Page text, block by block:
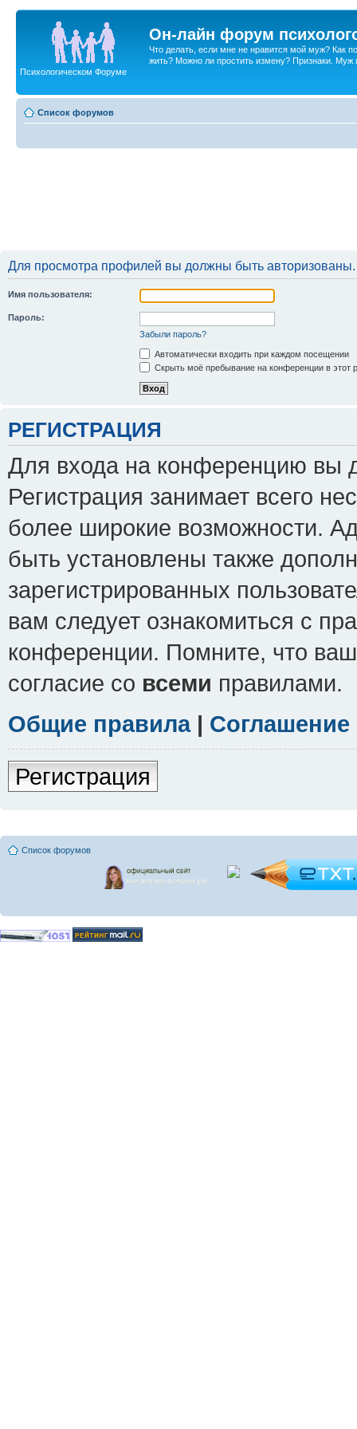
Он-лайн форум
Что делать, если мне не нравится мой муж? Как
жить? Можно ли простить измену? Признаки. Муж
Психологическом Форуме
Список форумов
Для просмотра профилей вы должны быть авторизованы.
Имя пользователя:
Пароль:
Забыли пароль?
Автоматически входить при каждом посещении
Скрыть моё пребывание на конференции в этот
РЕГИСТРАЦИЯ
Для входа на конференцию вы
Регистрация занимает всего
более широкие возможности.
быть установлены также
зарегистрированных
вам следует ознакомиться с
конференции. Помните, что
согласие со всеми правилами.
Общие правила|
Регистрация
Список форумов